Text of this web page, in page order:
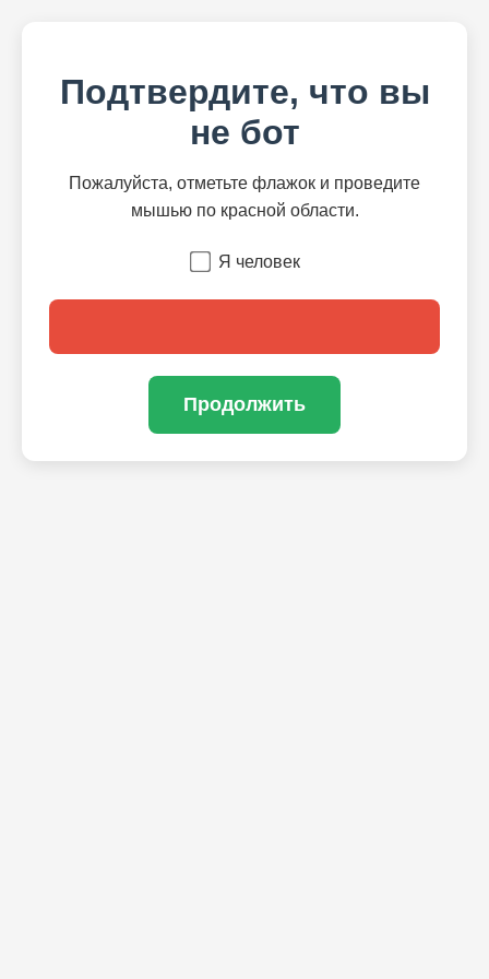
Подтвердите, что вы
не бот
Пожалуйста, отметьте флажок и проведите
мышью по красной области.
Я человек
Продолжить